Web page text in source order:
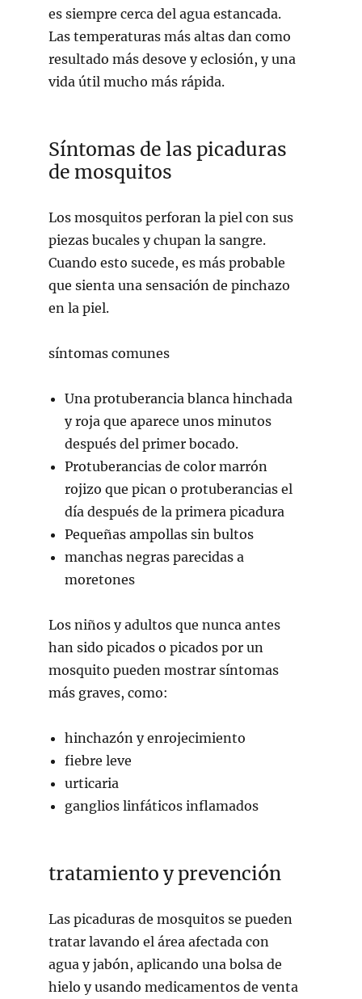
es siempre cerca del agua estancada.
Las temperaturas más altas dan como
resultado más desove y eclosión, y una
vida útil mucho más rápida.
Síntomas de las picaduras
de mosquitos
Los mosquitos perforan la piel con sus
piezas bucales y chupan la sangre.
Cuando esto sucede, es más probable
que sienta una sensación de pinchazo
en la piel.
síntomas comunes
Una protuberancia blanca hinchada
y roja que aparece unos minutos
después del primer bocado.
Protuberancias de color marrón
rojizo que pican o protuberancias el
día después de la primera picadura
Pequeñas ampollas sin bultos
manchas negras parecidas a
moretones
Los niños y adultos que nunca antes
han sido picados o picados por un
mosquito pueden mostrar síntomas
más graves, como:
hinchazón y enrojecimiento
fiebre leve
urticaria
ganglios linfáticos inflamados
tratamiento y prevención
Las picaduras de mosquitos se pueden
tratar lavando el área afectada con
agua y jabón, aplicando una bolsa de
hielo y usando medicamentos de venta